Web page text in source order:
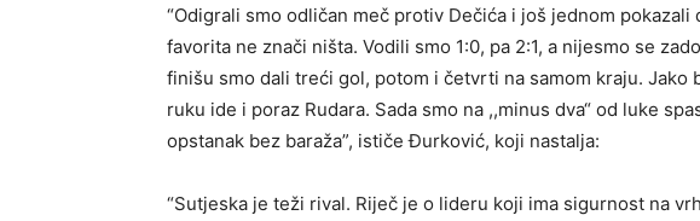
“Odigrali smo odličan meč protiv Dečića i još jednom
favorita ne znači ništa. Vodili smo 1:0, pa 2:1, a nijesmo se
finišu smo dali treći gol, potom i četvrti na samom kraju. Jako
ruku ide i poraz Rudara. Sada smo na ,,minus dva“ od luke
opstanak bez baraža”, ističe Đurković, koji nastalja:
“Sutjeska je teži rival. Riječ je o lideru koji ima sigurnost na